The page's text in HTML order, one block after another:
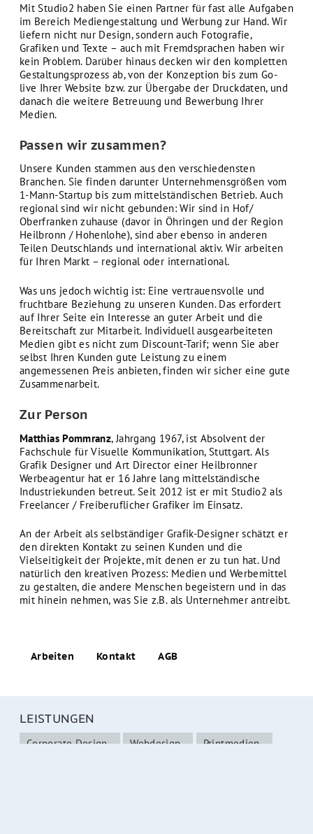
Mit Studio2 haben Sie einen Partner für fast alle Aufgaben
im Bereich Mediengestaltung und Werbung zur Hand. Wir
liefern nicht nur Design, sondern auch Fotografie,
Grafiken und Texte – auch mit Fremdsprachen haben wir
kein Problem. Darüber hinaus decken wir den kompletten
Gestaltungsprozess ab, von der Konzeption bis zum Go-
live Ihrer Website bzw. zur Übergabe der Druckdaten, und
danach die weitere Betreuung und Bewerbung Ihrer
Medien.
Passen wir zusammen?
Unsere Kunden stammen aus den verschiedensten
Branchen. Sie finden darunter Unternehmensgrößen vom
1-Mann-Startup bis zum mittelständischen Betrieb. Auch
regional sind wir nicht gebunden: Wir sind in Hof­/
Oberfranken zuhause (davor in Öhringen und der Region
Heilbronn / Hohenlohe), sind aber ebenso in anderen
Teilen Deutschlands und international aktiv. Wir arbeiten
für Ihren Markt – regional oder international.
Was uns jedoch wichtig ist: Eine vertrauensvolle und
fruchtbare Beziehung zu unseren Kunden. Das erfordert
auf Ihrer Seite ein Interesse an guter Arbeit und die
Bereitschaft zur Mitarbeit. Individuell ausgearbeiteten
Medien gibt es nicht zum Discount-Tarif; wenn Sie aber
selbst Ihren Kunden gute Leistung zu einem
angemessenen Preis anbieten, finden wir sicher eine gute
Zusammenarbeit.
Zur Person
Matthias Pommranz, Jahrgang 1967, ist Absolvent der
Fachschule für Visuelle Kommunikation, Stuttgart. Als
Grafik Designer und Art Director einer Heilbronner
Werbeagentur hat er 16 Jahre lang mittelständische
Industrie­kunden betreut. Seit 2012 ist er mit Studio2 als
Freelancer / Freiberuflicher Grafiker im Einsatz.
An der Arbeit als selbständiger Grafik-Designer schätzt er
den direkten Kontakt zu seinen Kunden und die
Vielseitigkeit der Projekte, mit denen er zu tun hat. Und
natürlich den kreativen Prozess: Medien und Werbemittel
zu gestalten, die andere Menschen begeistern und in das
mit hinein nehmen, was Sie z.B. als Unternehmer antreibt.
Arbeiten Kontakt AGB
LEISTUNGEN
Corporate Design Webdesign
Printmedien